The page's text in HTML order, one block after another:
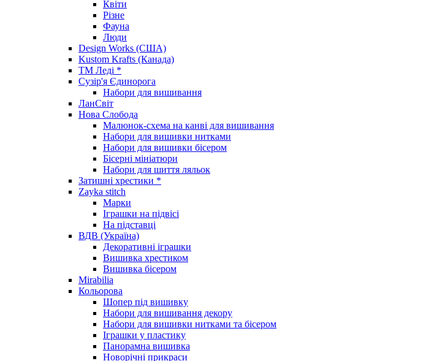
Квіти
Різне
Фауна
Люди
Design Works (США)
Kustom Krafts (Канада)
ТМ Леді *
Сузір'я Єдинорога
Набори для вишивання
ЛанСвіт
Нова Слобода
Малюнок-схема на канві для вишивання
Набори для вишивки нитками
Набори для вишивки бісером
Бісерні мініатюри
Набори для шиття ляльок
Затишні хрестики *
Zayka stitch
Марки
Іграшки на підвісі
На підставці
ВДВ (Україна)
Декоративні іграшки
Вишивка хрестиком
Вишивка бісером
Mirabilia
Кольорова
Шопер під вишивку
Набори для вишивання декору
Набори для вишивки нитками та бісером
Іграшки у пластику
Панорамна вишивка
Новорічні прикраси